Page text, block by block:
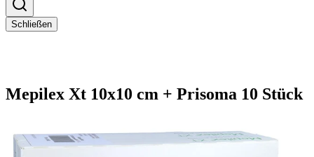
Schließen
Mepilex Xt 10x10 cm + Prisoma 10 Stück